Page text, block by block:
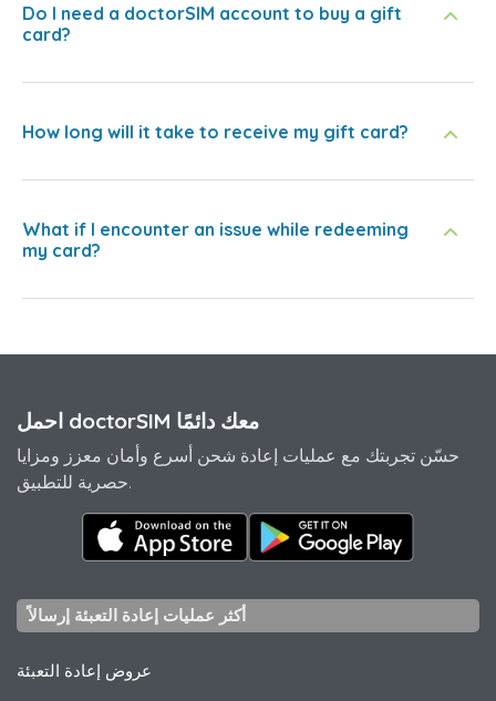
Do I need a doctorSIM account to buy a gift
card?
How long will it take to receive my gift card?
What if I encounter an issue while redeeming
my card?
احمل doctorSIM معك دائمًا
حسّن تجربتك مع عمليات إعادة شحن أسرع وأمان معزز ومزايا
حصرية للتطبيق.
أكثر عمليات إعادة التعبئة إرسالاً
عروض إعادة التعبئة